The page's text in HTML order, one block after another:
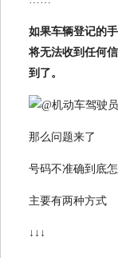
如果车辆登记的
将无法收到任何
到了。
那么问题来了
号码不准确到底
主要有两种方式
↓↓↓